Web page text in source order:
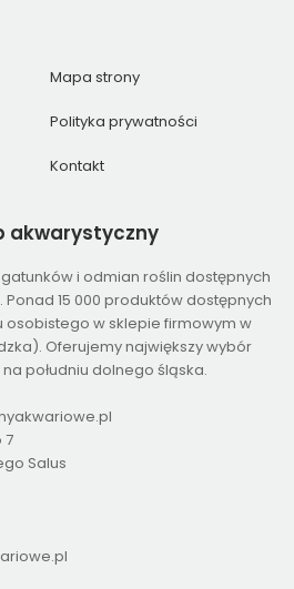
Mapa strony
Polityka prywatności
Kontakt
akwarystyczny
i odmian roślin dostępnych
15 000 produktów dostępnych
osobistego w sklepie firmowym w
Oferujemy największy wybór
południu dolnego śląska.
7
Salus